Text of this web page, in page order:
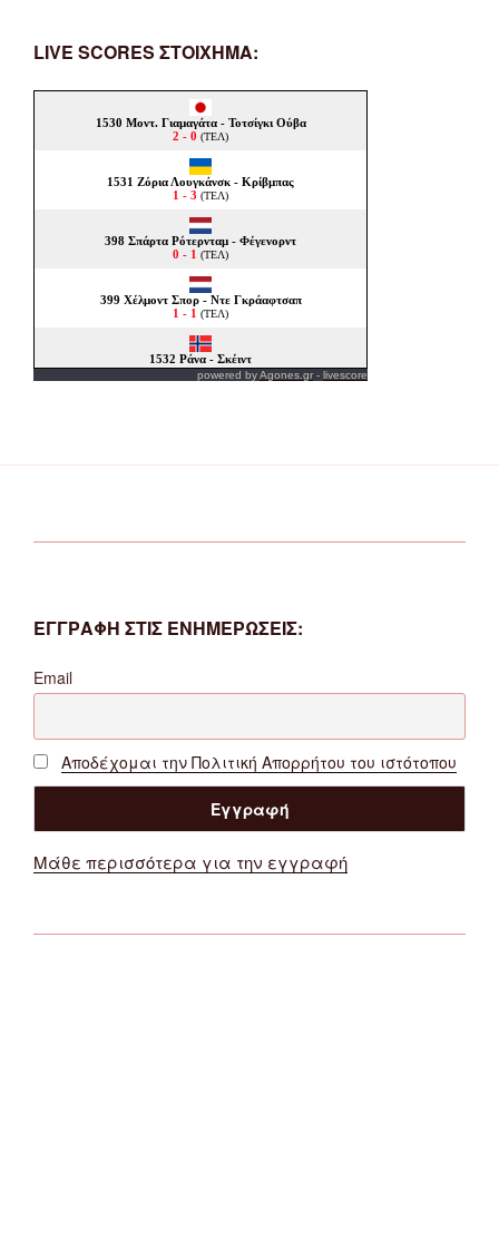
LIVE SCORES ΣΤΟΙΧΗΜΑ:
powered byAgones.gr - livescore
ΕΓΓΡΑΦΗ ΣΤΙΣ ΕΝΗΜΕΡΩΣΕΙΣ:
Email
Αποδέχομαι την Πολιτική Απορρήτου του ιστότοπου
Μάθε περισσότερα για την εγγραφή